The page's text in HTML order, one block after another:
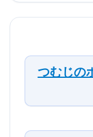
つむじの